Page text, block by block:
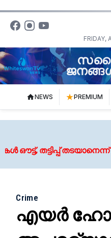
FRIDAY,
NEWS PREMIUM
തടയാനെന്ന്
Crime
എയര്‍